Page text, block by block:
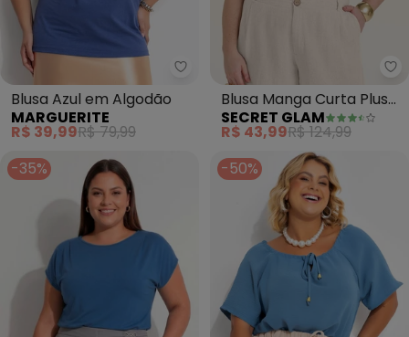
Marguerite - Blusa Azul em
Blusa Azul em Algodão
MARGUERITE
R$ 39,99R$ 79,99
Blusa Manga Curta Plus
Size (Azul)
SECRET GLAM
R$ 43,99R$ 124,99
-35%
-50%